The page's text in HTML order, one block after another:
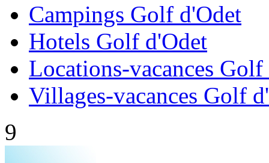
Campings Golf d'Odet
Hotels Golf d'Odet
Locations-vacances
Villages-vacances Golf
9